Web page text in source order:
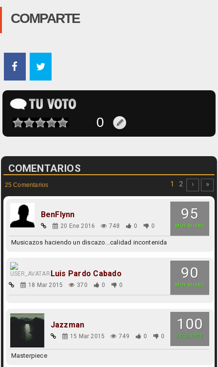
COMPARTE
COMENTARIOS
25 Comentarios 1 2 › »
95
MUY BUENO
BenFlynn
20 Ene 2016 748 0 0
Musicazos haciendo un discazo...calidad incontenida
90
MUY BUENO
Luis Pardo Cabado
18 Mar 2015 370 0 0
100
EXCELENTE
Jazzman
15 Mar 2015 749 0 0
Masterpiece